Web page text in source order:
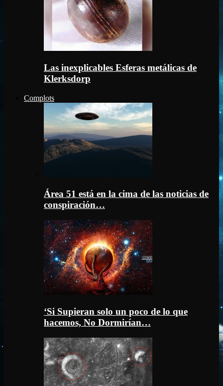
Las inexplicables Esferas metálicas de
Klerksdorp
Complots
Área 51 está en la cima de las noticias de
conspiración…
‘Si Supieran solo un poco de lo que
hacemos, No Dormirían…